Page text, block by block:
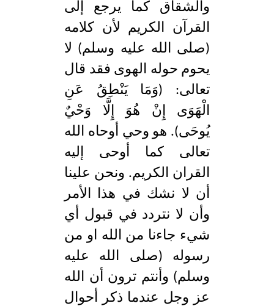
والشقاق كما يرجع إلى
القرآن الكريم لأن كلامه
(صلى الله عليه وسلم) لا
يحوم حوله الهوى فقد قال
تعالى: (وَمَا يَنْطِقُ عَنِ
الْهَوَى إِنْ هُوَ إِلَّا وَحْيٌ
يُوحَى). هو وحي أوحاه الله
تعالى كما أوحى إليه
القران الكريم. ونحن علينا
أن لا نشك في هذا الأمر
وأن لا نتردد في قبول أي
شيء جاءنا من الله او من
رسوله (صلى الله عليه
وسلم) وأنتم ترون أن الله
عز وجل عندما ذكر أحوال